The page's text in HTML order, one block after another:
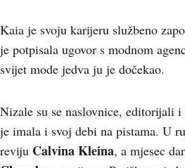
Kaia je svoju karijeru službeno
je potpisala ugovor s modnom
svijet mode jedva ju je dočekao.
Nizale su se naslovnice, editorijali
je imala i svoj debi na pistama. U
reviju Calvina Kleina, a mjesec